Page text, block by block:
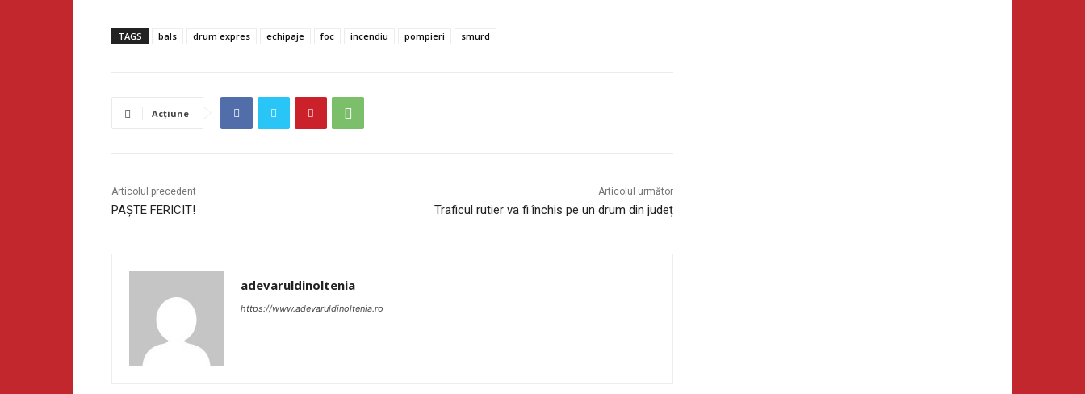
TAGS bals drum expres echipaje foc incendiu pompieri smurd
Acțiune
Articolul precedent
PAȘTE FERICIT!
Articolul următor
Traficul rutier va fi închis pe un drum din județ
adevaruldinoltenia
https://www.adevaruldinoltenia.ro